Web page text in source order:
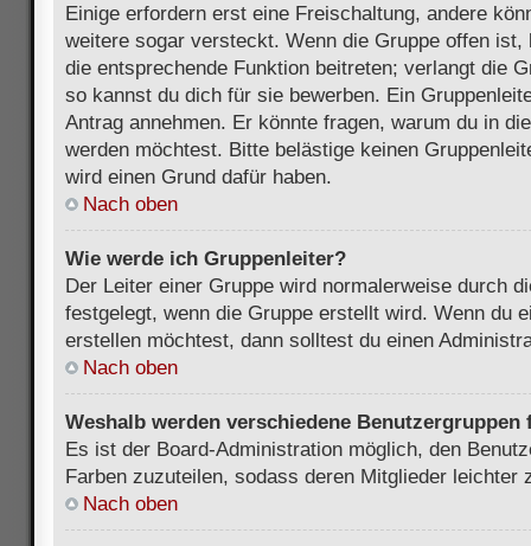
Einige erfordern erst eine Freischaltung, andere
weitere sogar versteckt. Wenn die Gruppe offen
die entsprechende Funktion beitreten; verlangt die
so kannst du dich für sie bewerben. Ein
Antrag annehmen. Er könnte fragen, warum du in
werden möchtest. Bitte belästige keinen
wird einen Grund dafür haben.
Nach oben
Wie werde ich Gruppenleiter?
Der Leiter einer Gruppe wird normalerweise durch
festgelegt, wenn die Gruppe erstellt wird. Wenn du
erstellen möchtest, dann solltest du einen
Nach oben
Weshalb werden verschiedene
Es ist der Board-Administration möglich, den
Farben zuzuteilen, sodass deren Mitglieder leichter
Nach oben